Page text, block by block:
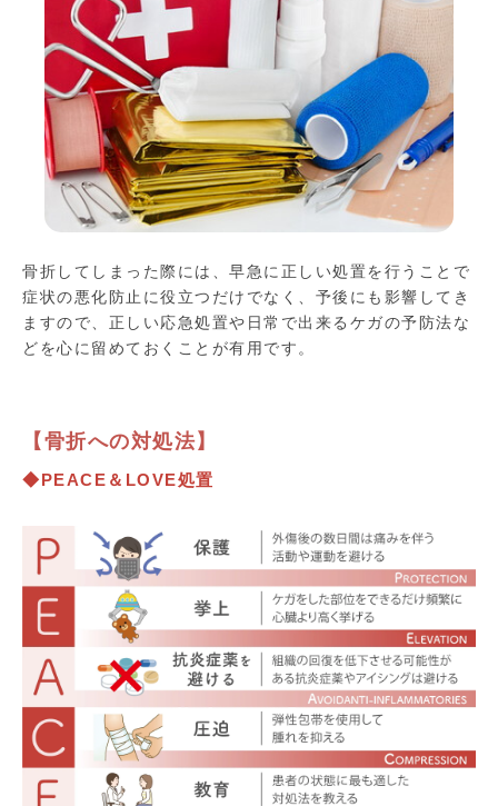
骨折してしまった際には、早急に正しい処置を行うことで
症状の悪化防止に役立つだけでなく、予後にも影響してき
ますので、正しい応急処置や日常で出来るケガの予防法な
どを心に留めておくことが有用です。
【骨折への対処法】
◆PEACE＆LOVE処置